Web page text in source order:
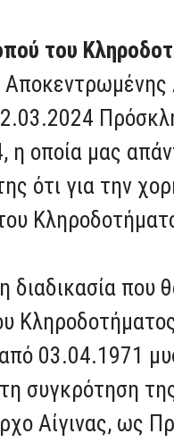
του
η οποία μας
ότι για την
διαδικασία που
03.04.1971
συγκρότηση
Αίγινας, ως